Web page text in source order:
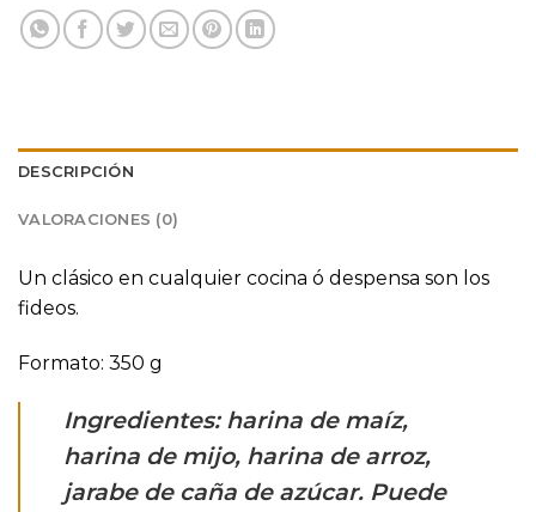
DESCRIPCIÓN
VALORACIONES (0)
Un clásico en cualquier cocina ó despensa son los
fideos.
Formato: 350 g
Ingredientes: harina de maíz,
harina de mijo, harina de arroz,
jarabe de caña de azúcar. Puede